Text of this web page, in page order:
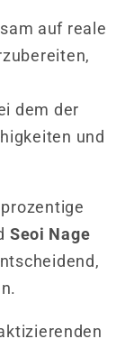
auf reale
dem der
und
Seoi Nage